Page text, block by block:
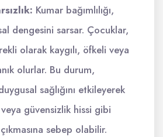
Kumar bağımlılığı,
dengesini sarsar. Çocuklar,
olarak kaygılı, öfkeli veya
olurlar. Bu durum,
sağlığını etkileyerek
güvensizlik hissi gibi
sebep olabilir.